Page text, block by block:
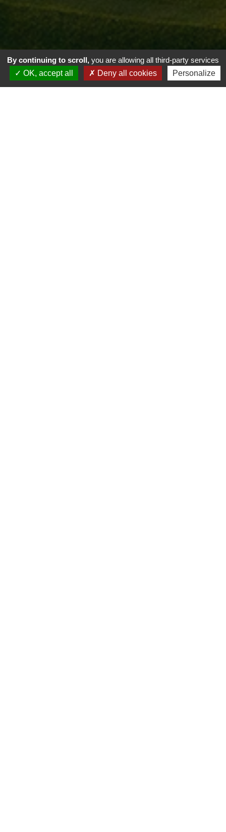
By continuing to scroll, you are allowing all third-party services
OK, accept all
Deny all cookies Personalize